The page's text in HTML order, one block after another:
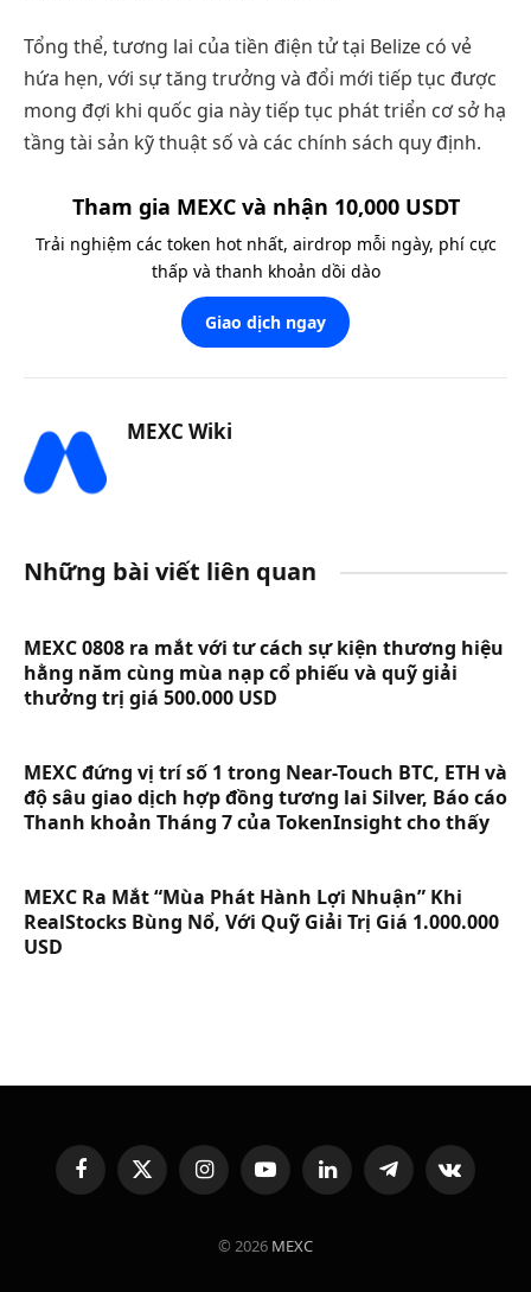
Tổng thể, tương lai của tiền điện tử tại Belize có vẻ
hứa hẹn, với sự tăng trưởng và đổi mới tiếp tục được
mong đợi khi quốc gia này tiếp tục phát triển cơ sở hạ
tầng tài sản kỹ thuật số và các chính sách quy định.
Tham gia MEXC và nhận 10,000 USDT
Trải nghiệm các token hot nhất, airdrop mỗi ngày, phí cực
thấp và thanh khoản dồi dào
Giao dịch ngay
MEXC Wiki
Những bài viết liên quan
MEXC 0808 ra mắt với tư cách sự kiện thương hiệu
hằng năm cùng mùa nạp cổ phiếu và quỹ giải
thưởng trị giá 500.000 USD
MEXC đứng vị trí số 1 trong Near-Touch BTC, ETH và
độ sâu giao dịch hợp đồng tương lai Silver, Báo cáo
Thanh khoản Tháng 7 của TokenInsight cho thấy
MEXC Ra Mắt “Mùa Phát Hành Lợi Nhuận” Khi
RealStocks Bùng Nổ, Với Quỹ Giải Trị Giá 1.000.000
USD
FacebookX
(Twitter)
InstagramYouTubeLinkedInTelegramVKontakte
© 2026 MEXC